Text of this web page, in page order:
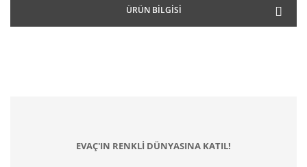
ÜRÜN BILGISI
EVAÇ'IN RENKLİ DÜNYASINA KATIL!